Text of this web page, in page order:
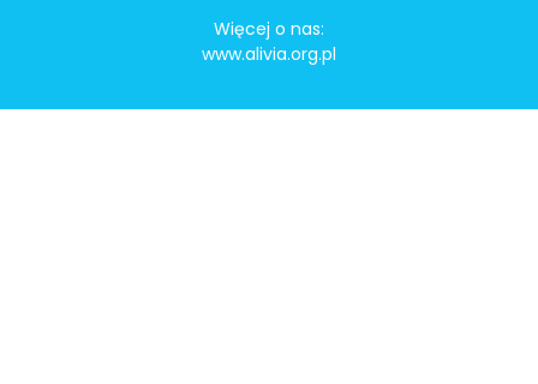
Więcej o nas:
www.alivia.org.pl